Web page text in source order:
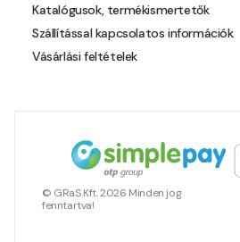
Katalógusok, termékismertetők
Szállítással kapcsolatos információk
Vásárlási feltételek
© GRaS Kft. 2026 Minden jog
fenntartva!